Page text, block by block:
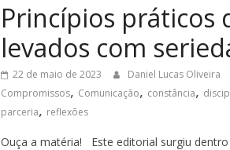
Princípios práticos
levados com
22 de maio de 2023 Daniel Lucas Oliveira
Compromissos, Comunicação, constância,
parceria, reflexões
Ouça a matéria! Este editorial surgiu